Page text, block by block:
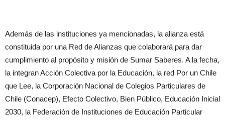
Además de las instituciones ya mencionadas, la alianza está
constituida por una Red de Alianzas que colaborará para dar
cumplimiento al propósito y misión de Sumar Saberes. A la fecha,
la integran Acción Colectiva por la Educación, la red Por un Chile
que Lee, la Corporación Nacional de Colegios Particulares de
Chile (Conacep), Efecto Colectivo, Bien Público, Educación Inicial
2030, la Federación de Instituciones de Educación Particular